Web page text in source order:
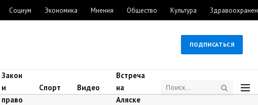
Социум Экономика Мнения Общество Культура
ПОДПИСАТЬСЯ
Закон
и
право
Спорт Видео
Встреча
на
Аляске